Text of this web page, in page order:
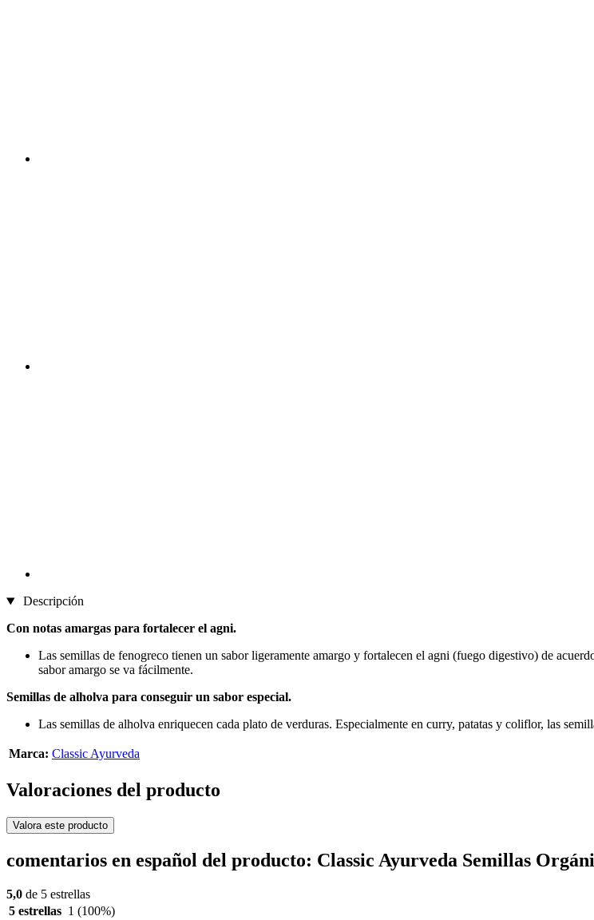
Descripción
Con notas amargas para fortalecer el agni.
Las semillas de fenogreco tienen un sabor ligeramente amargo y fortalecen el agni (fuego digestivo) de
sabor amargo se va fácilmente.
Semillas de alholva para conseguir un sabor especial.
Las semillas de alholva enriquecen cada plato de verduras. Especialmente en curry, patatas y coliflor, las
Marca: Classic Ayurveda
Valoraciones del producto
Valora este producto
comentarios en español del producto: Classic Ayurveda Semillas
5,0 de 5 estrellas
5 estrellas 1 (100%)